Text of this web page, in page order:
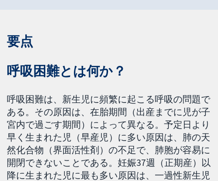
要点
呼吸困難とは何か？
呼吸困難は、新生児に頻繁に起こる呼吸の問題で
ある。その原因は、在胎期間（出産までに児が子
宮内で過ごす期間）によって異なる。予定日より
早く生まれた児（早産児）に多い原因は、肺の天
然化合物（界面活性剤）の不足で、肺胞が容易に
開閉できないことである。妊娠37週（正期産）以
降に生まれた児に最も多い原因は、一過性新生児